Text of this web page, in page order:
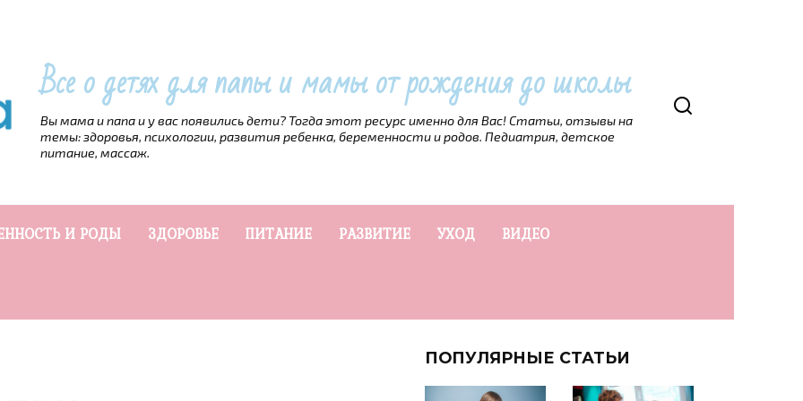
Все о детях для папы и мамы от рождения до школы
Вы мама и папа и у вас появились дети? Тогда этот ресурс именно для Вас! Статьи, отзывы на
темы: здоровья, психологии, развития ребенка, беременности и родов. Педиатрия, детское
питание, массаж.
И РОДЫ ЗДОРОВЬЕ ПИТАНИЕ РАЗВИТИЕ УХОД ВИДЕО
ПОПУЛЯРНЫЕ СТАТЬИ